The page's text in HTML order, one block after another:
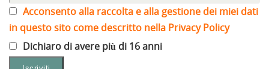
Acconsento alla raccolta e alla gestione dei miei dati
in questo sito come descritto nella Privacy Policy
Dichiaro di avere più di 16 anni